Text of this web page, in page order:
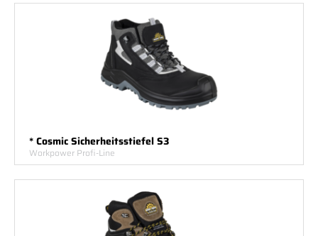
* Cosmic Sicherheitsstiefel S3
Workpower Profi-Line